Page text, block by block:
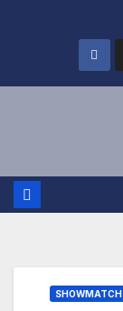
SHOWMATCH